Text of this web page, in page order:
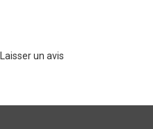
Laisser un avis